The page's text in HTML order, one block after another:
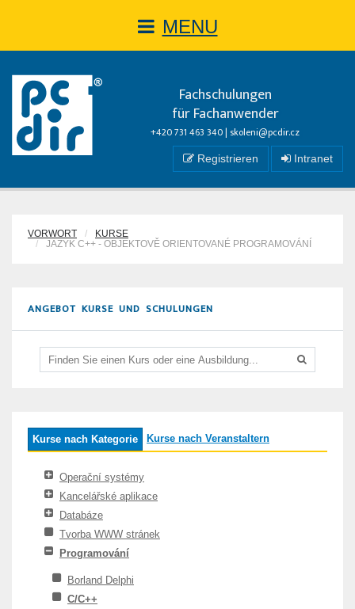
MENU
Fachschulungen
für Fachanwender
+420 731 463 340 | skoleni@pcdir.cz
Registrieren Intranet
VORWORT
KURSE
JAZYK C++ - OBJEKTOVĚ ORIENTOVANÉ PROGRAMOVÁNÍ
ANGEBOT KURSE UND SCHULUNGEN
Kurse nach Kategorie Kurse nach Veranstaltern
Operační systémy
Kancelářské aplikace
Databáze
Tvorba WWW stránek
Programování
Borland Delphi
C/C++